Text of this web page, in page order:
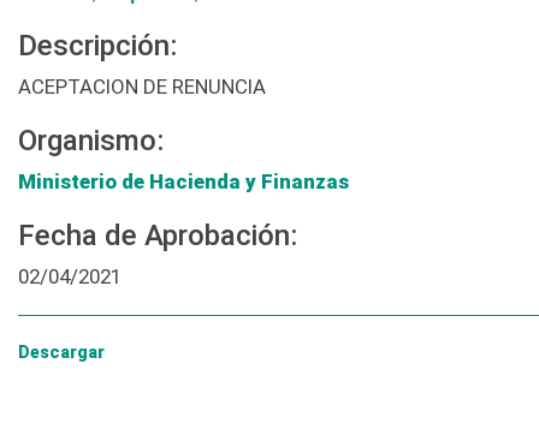
Descripción:
ACEPTACION DE RENUNCIA
Organismo:
Ministerio de Hacienda y Finanzas
Fecha de Aprobación:
02/04/2021
Descargar